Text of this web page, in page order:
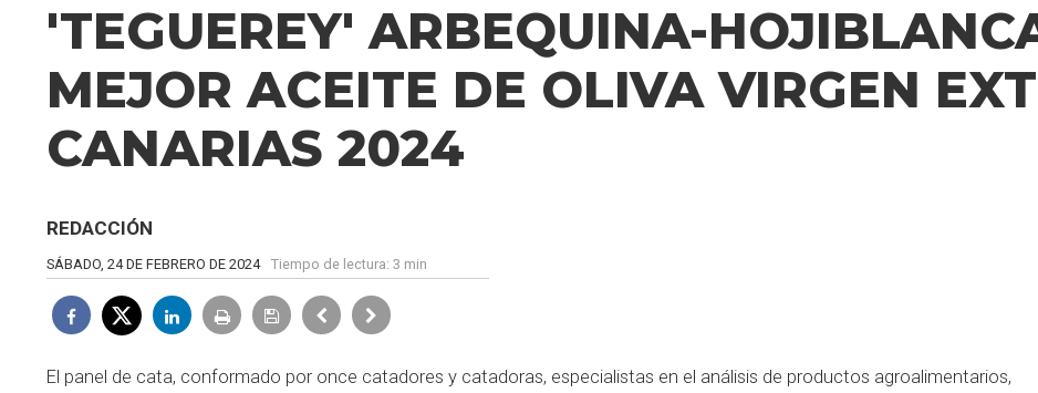
'TEGUEREY' ARBEQUINA-
MEJOR ACEITE DE OLIVA VIRGEN
CANARIAS 2024
REDACCIÓN
SÁBADO, 24 DE FEBRERO DE 2024 Tiempo de lectura: 3 min
El panel de cata, conformado por once catadores y catadoras, especialistas en el análisis de productos agroalimentarios,